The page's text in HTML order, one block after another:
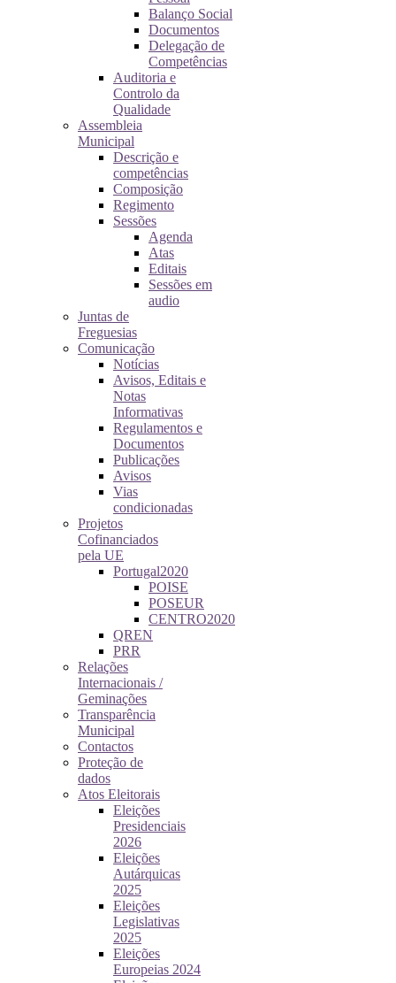
Balanço Social
Documentos
Delegação de
Competências
Auditoria e
Controlo da
Qualidade
Assembleia
Municipal
Descrição e
competências
Composição
Regimento
Sessões
Agenda
Atas
Editais
Sessões em
audio
Juntas de
Freguesias
Comunicação
Notícias
Avisos, Editais e
Notas
Informativas
Regulamentos e
Documentos
Publicações
Avisos
Vias
condicionadas
Projetos
Cofinanciados
pela UE
Portugal2020
POISE
POSEUR
CENTRO2020
QREN
PRR
Relações
Internacionais /
Geminações
Transparência
Municipal
Contactos
Proteção de
dados
Atos Eleitorais
Eleições
Presidenciais
2026
Eleições
Autárquicas
2025
Eleições
Legislativas
2025
Eleições
Europeias 2024